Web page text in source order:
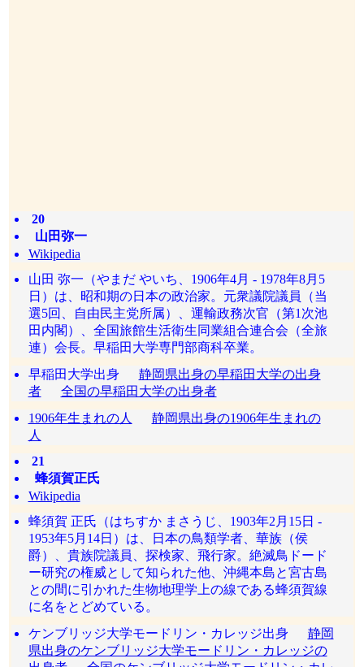
20
山田弥一
Wikipedia
山田 弥一（やまだ やいち、1906年4月 - 1978年8月5
日）は、昭和期の日本の政治家。元衆議院議員（当
選5回、自由民主党所属）、運輸政務次官（第1次池
田内閣）、全国旅館生活衛生同業組合連合会（全旅
連）会長。早稲田大学専門部商科卒業。
早稲田大学出身 静岡県出身の早稲田大学の出身
者
全国の早稲田大学の出身者
1906年生まれの人
静岡県出身の1906年生まれの
人
21
蜂須賀正氏
Wikipedia
蜂須賀 正氏（はちすか まさうじ、1903年2月15日 -
1953年5月14日）は、日本の鳥類学者、華族（侯
爵）、貴族院議員、探検家、飛行家。絶滅鳥ドード
ー研究の権威として知られた他、沖縄本島と宮古島
との間に引かれた生物地理学上の線である蜂須賀線
に名をとどめている。
ケンブリッジ大学モードリン・カレッジ出身 静岡
県出身のケンブリッジ大学モードリン・カレッジの